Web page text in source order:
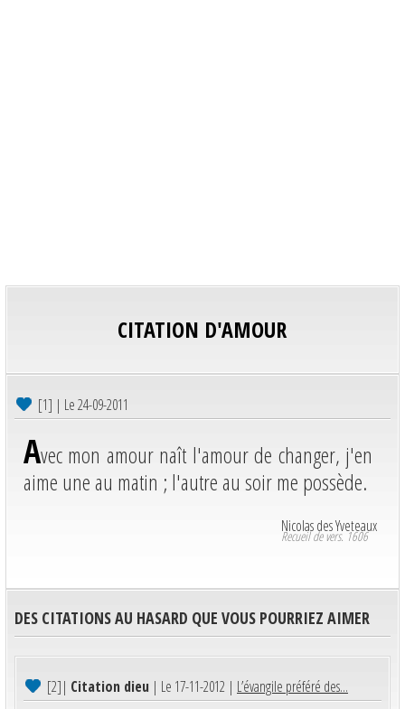
CITATION D'AMOUR
[1] | Le 24-09-2011
Avec mon amour naît l'amour de changer, j'en
aime une au matin ; l'autre au soir me possède.
Nicolas des Yveteaux
Recueil de vers. 1606
DES CITATIONS AU HASARD QUE VOUS POURRIEZ AIMER
[2]| Citation dieu | Le 17-11-2012 | L’évangile préféré des...